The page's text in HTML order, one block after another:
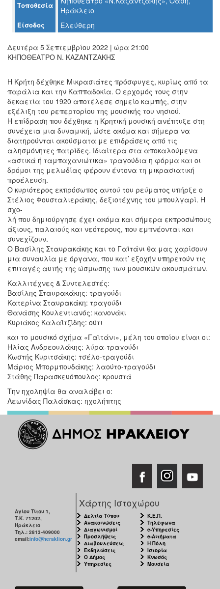
ΔΗΜΟΣ
ΑΝΘΕΚΤΙΚΗ
ΠΟΛΗ
Τοποθεσία
Ηράκλειο
Είσοδος Ελεύθερη
Δευτέρα 5 Σεπτεμβρίου 2022 | ώρα 21:00
ΚΗΠΟΘΕΑΤΡΟ Ν. ΚΑΖΑΝΤΖΑΚΗΣ
Η Κρήτη δέχθηκε Μικρασιάτες πρόσφυγες, κυρίως από τα
παράλια και την Καππαδοκία. Ο ερχομός τους στην
δεκαετία του 1920 αποτέλεσε σημείο καμπής, στην
εξέλιξη του ρεπερτορίου της μουσικής του νησιού.
Η επίδραση που δέχθηκε η Κρητική μουσική ανέπτυξε στη
συνέχεια μια δυναμική, ώστε ακόμα και σήμερα να
διατηρούνται ακούσματα με επιδράσεις από τις
αλησμόνητες πατρίδες. Ιδιαίτερα στα αποκαλούμενα
«αστικά ή ταμπαχανιώτικα» τραγούδια η φόρμα και οι
δρόμοι της μελωδίας φέρουν έντονα τη μικρασιατική
προέλευση.
Ο κυριότερος εκπρόσωπος αυτού του ρεύματος υπήρξε ο
Στέλιος Φουσταλιεράκης, δεξιοτέχνης του μπουλγαρί. Η
σχο-
λή που δημιούργησε έχει ακόμα και σήμερα εκπροσώπους
άξιους, παλαιούς και νεότερους, που εμπνέονται και
συνεχίζουν.
Ο Βασίλης Σταυρακάκης και το Γαϊτάνι θα μας χαρίσουν
μια συναυλία με όργανα, που κατ’ εξοχήν υπηρετούν τις
επιταγές αυτής της ώσμωσης των μουσικών ακουσμάτων.
Καλλιτέχνες & Συντελεστές:
Βασίλης Σταυρακάκης: τραγούδι
Κατερίνα Σταυρακάκη: τραγούδι
Θανάσης Κουλεντιανός: κανονάκι
Κυριάκος Καλαϊτζίδης: ούτι
και το μουσικό σχήμα «Γαϊτάνι», μέλη του οποίου είναι οι:
Ηλίας Ανδρεουλάκης: λύρα-τραγούδι
Κωστής Κυριτσάκης: τσέλο-τραγούδι
Μάριος Μπορμπουδάκης: λαούτο-τραγούδι
Στάθης Παρασκευόπουλος: κρουστά
Την ηχοληψία θα αναλάβει ο:
Λεωνίδας Παλάσκας: ηχολήπτης
Αγίου Τίτου 1,
Τ.Κ. 71202,
Ηράκλειο
Τηλ.: 2813-409000
email:info@heraklion.gr
Χάρτης Ιστοχώρου
Δελτία Τύπου
Ανακοινώσεις
Διαγωνισμοί
Προσλήψεις
Διαβουλεύσεις
Εκδηλώσεις
Ο Δήμος
Υπηρεσίες
Κ.Ε.Π.
Τηλέφωνα
e-Υπηρεσίες
e-Αιτήματα
Η Πόλη
Ιστορία
Κνωσός
Μουσεία